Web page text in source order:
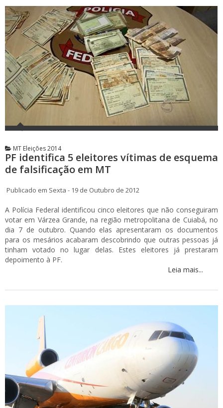
MT Eleições 2014
PF identifica 5 eleitores vítimas de esquema
de falsificação em MT
Publicado em Sexta - 19 de Outubro de 2012
A Polícia Federal identificou cinco eleitores que não conseguiram
votar em Várzea Grande, na região metropolitana de Cuiabá, no
dia 7 de outubro. Quando elas apresentaram os documentos
para os mesários acabaram descobrindo que outras pessoas já
tinham votado no lugar delas. Estes eleitores já prestaram
depoimento à PF.
Leia mais...